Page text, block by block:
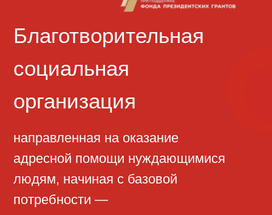
направленная на оказание
адресной помощи нуждающимися
потребности —